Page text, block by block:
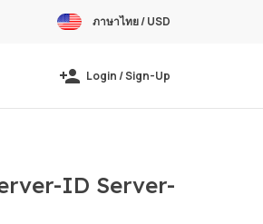
ภาษาไทย / USD
Login / Sign-Up
ID Server-